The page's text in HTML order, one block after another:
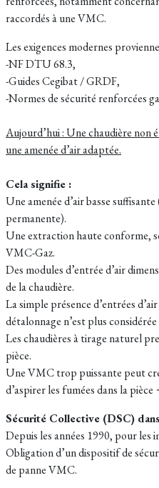
raccordés à une VMC.
Les exigences modernes
-NF DTU 68.3,
-Guides Cegibat / GRDF,
-Normes de sécurité renforcées
Aujourd’hui : Une chaudière non
une amenée d’air adaptée.
Cela signifie :
Une amenée d’air basse
permanente).
Une extraction haute conforme,
VMC-Gaz.
Des modules d’entrée d’air
de la chaudière.
La simple présence d’entrées
détalonnage n’est plus
Les chaudières à tirage naturel
pièce.
Une VMC trop puissante peut
d’aspirer les fumées dans la
Sécurité Collective (DSC)
Depuis les années 1990, pour les
Obligation d’un dispositif de
de panne VMC.